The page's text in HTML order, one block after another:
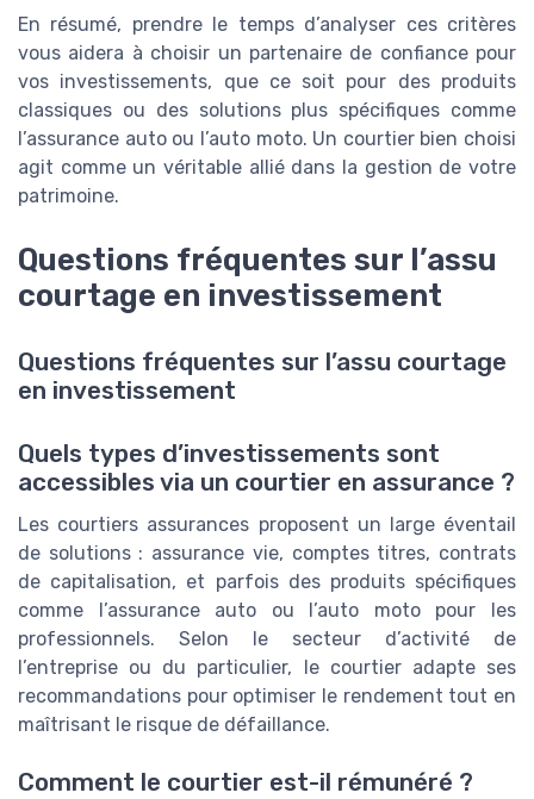
En résumé, prendre le temps d’analyser ces critères
vous aidera à choisir un partenaire de confiance pour
vos investissements, que ce soit pour des produits
classiques ou des solutions plus spécifiques comme
l’assurance auto ou l’auto moto. Un courtier bien choisi
agit comme un véritable allié dans la gestion de votre
patrimoine.
Questions fréquentes sur l’assu
courtage en investissement
Questions fréquentes sur l’assu courtage
en investissement
Quels types d’investissements sont
accessibles via un courtier en assurance ?
Les courtiers assurances proposent un large éventail
de solutions : assurance vie, comptes titres, contrats
de capitalisation, et parfois des produits spécifiques
comme l’assurance auto ou l’auto moto pour les
professionnels. Selon le secteur d’activité de
l’entreprise ou du particulier, le courtier adapte ses
recommandations pour optimiser le rendement tout en
maîtrisant le risque de défaillance.
Comment le courtier est-il rémunéré ?